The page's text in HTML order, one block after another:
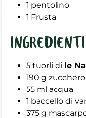
1 pentolino
1 Frusta
INGREDIENTI
5 tuorli di le
190 g zucchero
55 ml acqua
1 baccello di
375 g